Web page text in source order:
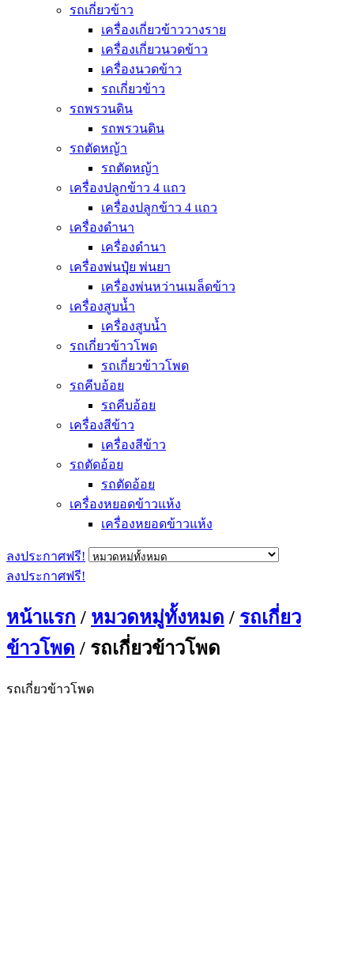
รถเกี่ยวข้าว
เครื่องเกี่ยวข้าววางราย
เครื่องเกี่ยวนวดข้าว
เครื่องนวดข้าว
รถเกี่ยวข้าว
รถพรวนดิน
รถพรวนดิน
รถตัดหญ้า
รถตัดหญ้า
เครื่องปลูกข้าว 4 แถว
เครื่องปลูกข้าว 4 แถว
เครื่องดำนา
เครื่องดำนา
เครื่องพ่นปุุ๋ย พ่นยา
เครื่องพ่นหว่านเมล็ดข้าว
เครื่องสูบน้ำ
เครื่องสูบน้ำ
รถเกี่ยวข้าวโพด
รถเกี่ยวข้าวโพด
รถคีบอ้อย
รถคีบอ้อย
เครื่องสีข้าว
เครื่องสีข้าว
รถตัดอ้อย
รถตัดอ้อย
เครื่องหยอดข้าวแห้ง
เครื่องหยอดข้าวแห้ง
ลงประกาศฟรี!
ลงประกาศฟรี!
หน้าแรก / หมวดหมู่ทั้งหมด / รถเกี่ยว
ข้าวโพด / รถเกี่ยวข้าวโพด
รถเกี่ยวข้าวโพด